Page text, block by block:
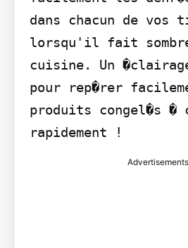
dans chacun de vos
lorsqu'il fait
cuisine. Un
pour rep�rer
produits congel�s �
rapidement !
Advertisements